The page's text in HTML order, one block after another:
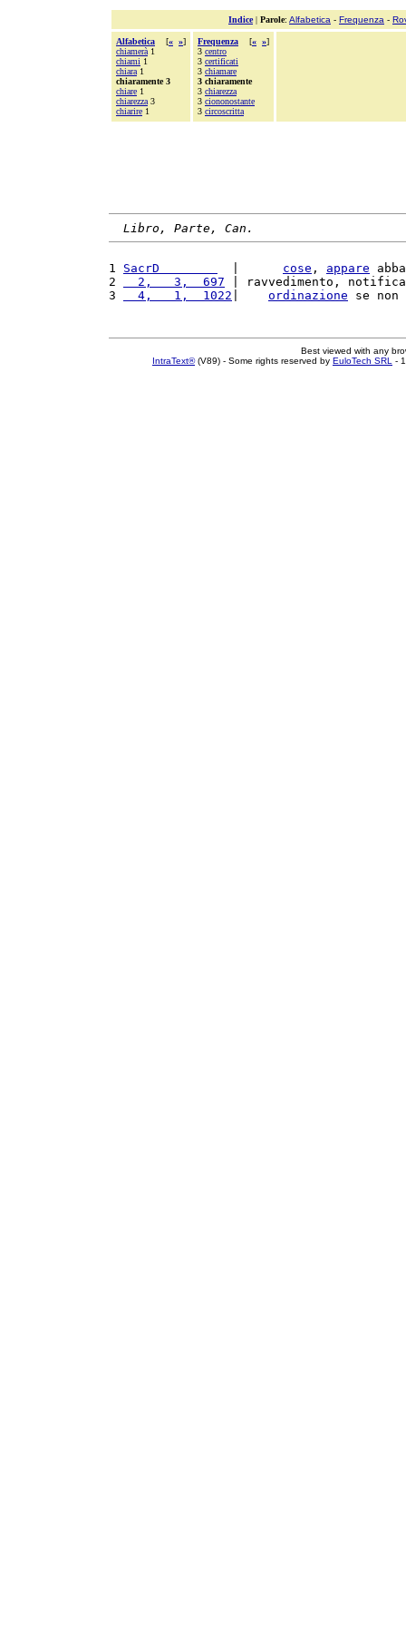
Indice| Parole: Alfabetica - Frequenza -
Alfabetica [« »]
chiamerà 1
chiami 1
chiara 1
chiaramente 3
chiare 1
chiarezza 3
chiarire 1
Frequenza [« »]
3 centro
3 certificati
3 chiamare
3 chiaramente
3 chiarezza
3 ciononostante
3 circoscritta
Libro, Parte, Can.
1 SacrD cose , appare
2
  2,   3,  697
| ravvedimento,
3
  4,   1,  1022
ordinazione se non
Best viewed with any
IntraText®(V89) - Some rights reserved by EuloTech SRL -